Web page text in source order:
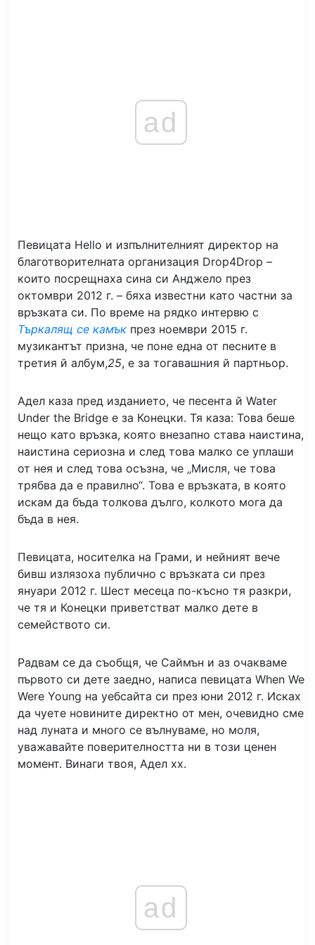
ad
Певицата Hello и изпълнителният директор на
благотворителната организация Drop4Drop –
които посрещнаха сина си Анджело през
октомври 2012 г. – бяха известни като частни за
връзката си. По време на рядко интервю с
Търкалящ се камък през ноември 2015 г.
музикантът призна, че поне една от песните в
третия й албум,25, е за тогавашния й партньор.
Адел каза пред изданието, че песента й Water
Under the Bridge е за Конецки. Тя каза: Това беше
нещо като връзка, която внезапно става наистина,
наистина сериозна и след това малко се уплаши
от нея и след това осъзна, че „Мисля, че това
трябва да е правилно“. Това е връзката, в която
искам да бъда толкова дълго, колкото мога да
бъда в нея.
Певицата, носителка на Грами, и нейният вече
бивш излязоха публично с връзката си през
януари 2012 г. Шест месеца по-късно тя разкри,
че тя и Конецки приветстват малко дете в
семейството си.
Радвам се да съобщя, че Саймън и аз очакваме
първото си дете заедно, написа певицата When We
Were Young на уебсайта си през юни 2012 г. Исках
да чуете новините директно от мен, очевидно сме
над луната и много се вълнуваме, но моля,
уважавайте поверителността ни в този ценен
момент. Винаги твоя, Адел хх.
ad